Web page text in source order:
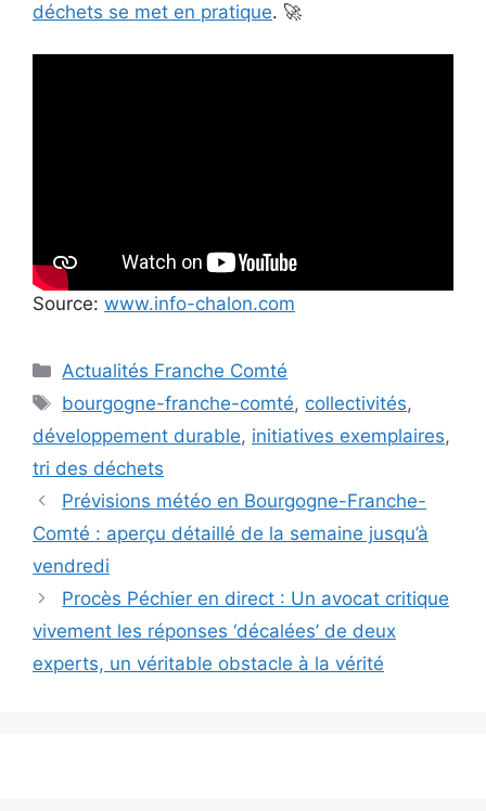
déchets se met en pratique. 🚀
Source: www.info-chalon.com
Catégories
Actualités Franche Comté
Étiquettes
bourgogne-franche-comté, collectivités,
développement durable, initiatives exemplaires,
tri des déchets
Prévisions météo en Bourgogne-Franche-
Comté : aperçu détaillé de la semaine jusqu’à
vendredi
Procès Péchier en direct : Un avocat critique
vivement les réponses ‘décalées’ de deux
experts, un véritable obstacle à la vérité